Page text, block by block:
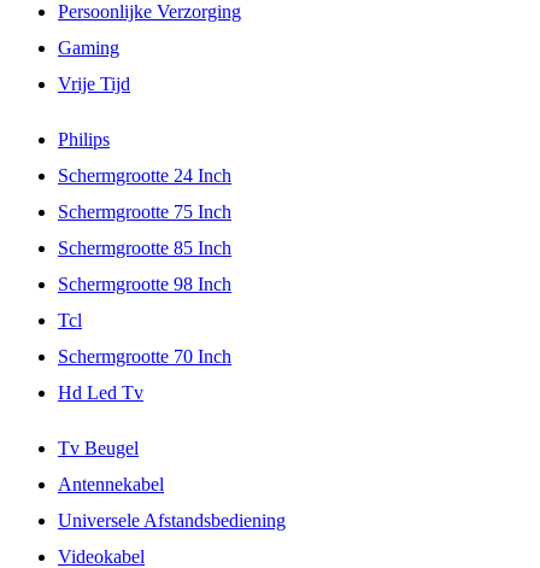
Persoonlijke Verzorging
Gaming
Vrije Tijd
Philips
Schermgrootte 24 Inch
Schermgrootte 75 Inch
Schermgrootte 85 Inch
Schermgrootte 98 Inch
Tcl
Schermgrootte 70 Inch
Hd Led Tv
Tv Beugel
Antennekabel
Universele Afstandsbediening
Videokabel